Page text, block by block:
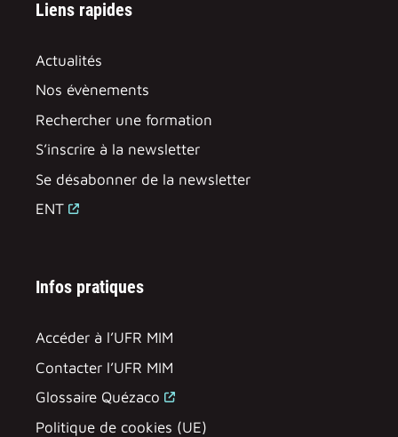
techniques de visualisation de
grands ensembles de données
Compétence 2 : Utiliser des
tangibles, mixtes, etc.)
Compétence 3 : Définir de nouvelles
IHM en fonction des besoins, des
développement Web
plateformes de cloud computing
Compétence 6 : Manipuler des
infrastructures dans le Cloud
(Infrastructure As A Service,
Liens rapides
Actualités
Nos évènements
Rechercher une formation
S’inscrire à la newsletter
Se désabonner de la newsletter
ENT
Infos pratiques
Accéder à l’UFR MIM
Contacter l’UFR MIM
Glossaire Quézaco
Politique de cookies (UE)